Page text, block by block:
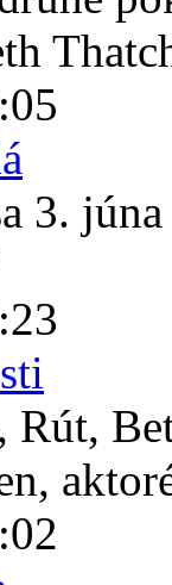
3.
Rút,